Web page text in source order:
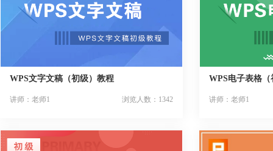
WPS文字文稿（初级）教程
讲师：老师1 浏览人数：1342
WPS电子表格（
讲师：老师1